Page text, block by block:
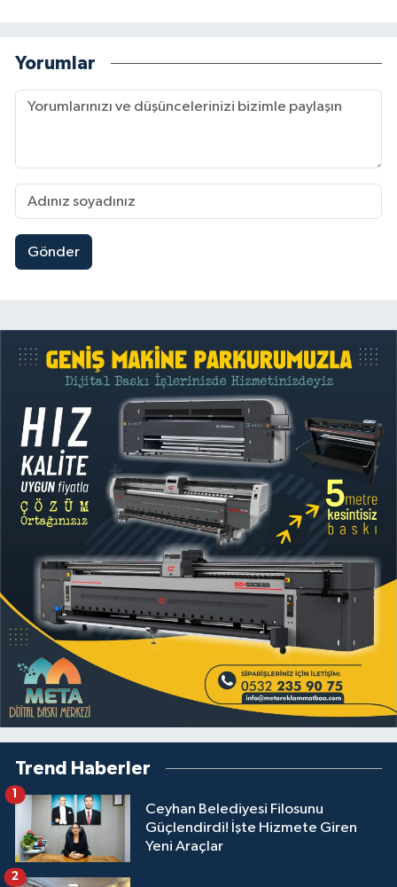
Yorumlar
Gönder
Trend Haberler
Ceyhan Belediyesi Filosunu
Güçlendirdi! İşte Hizmete Giren
Yeni Araçlar
1
2